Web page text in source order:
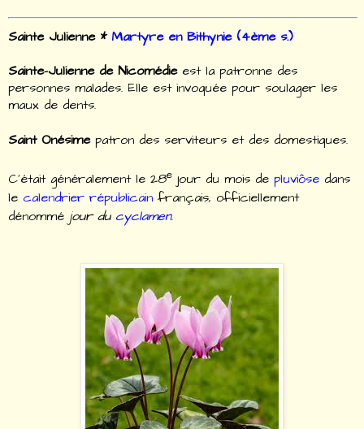
Sainte Julienne * Martyre en Bithynie (4ème s.)
Sainte-Julienne de Nicomédie est la patronne des
personnes malades. Elle est invoquée pour soulager les
maux de dents.
Saint Onésime patron des serviteurs et des domestiques.
C'était généralement le 28e jour du mois de pluviôse dans
le calendrier républicain français, officiellement
dénommé jour du cyclamen.